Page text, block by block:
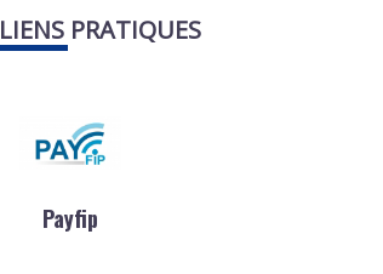
LIENS PRATIQUES
Payfip